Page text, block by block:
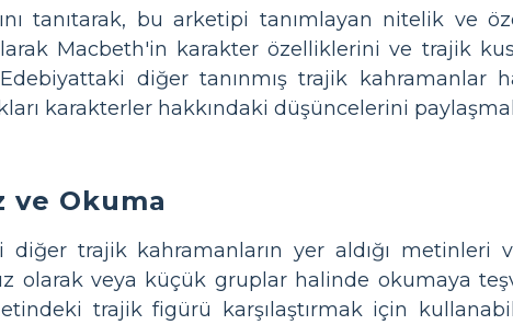
tanıtarak, bu arketipi tanımlayan nitelik ve
Macbeth'in karakter özelliklerini ve trajik
diğer tanınmış trajik kahramanlar
karakterler hakkındaki düşüncelerini
ve Okuma
trajik kahramanların yer aldığı metinleri
olarak veya küçük gruplar halinde okumaya
trajik figürü karşılaştırmak için